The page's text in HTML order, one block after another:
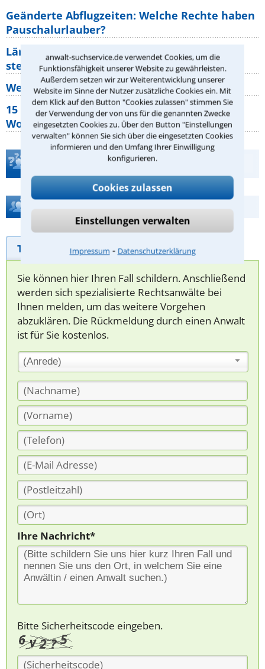
anwalt-suchservice.de verwendet Cookies, um die
Funktionsfähigkeit unserer Website zu gewährleisten.
Außerdem setzen wir zur Weiterentwicklung unserer
Website im Sinne der Nutzer zusätzliche Cookies ein. Mit
dem Klick auf den Button "Cookies zulassen" stimmen Sie
der Verwendung der von uns für die genannten Zwecke
eingesetzten Cookies zu. Über den Button "Einstellungen
verwalten" können Sie sich über die eingesetzten Cookies
informieren und den Umfang Ihrer Einwilligung
konfigurieren.
Cookies zulassen
Einstellungen verwalten
Impressum ⁃ Datenschutzerklärung
Geänderte Abflugzeiten: Welche Rechte haben
Pauschalurlauber?
Lärm von den Nachbarn: Welche Rechte
stehen mir zu?
Wer muss Zweitwohnungssteuer zahlen?
15 elementare Rechte, die jeder
Wohnungseigentümer kennen sollte
Teste Dein Rechtswissen
Telefonhilfe Beratungsanfrage
Sie können hier Ihren Fall schildern. Anschließend
werden sich spezialisierte Rechtsanwälte bei
Ihnen melden, um das weitere Vorgehen
abzuklären. Die Rückmeldung durch einen Anwalt
ist für Sie kostenlos.
(Anrede)
Ihre Nachricht*
Bitte Sicherheitscode eingeben.